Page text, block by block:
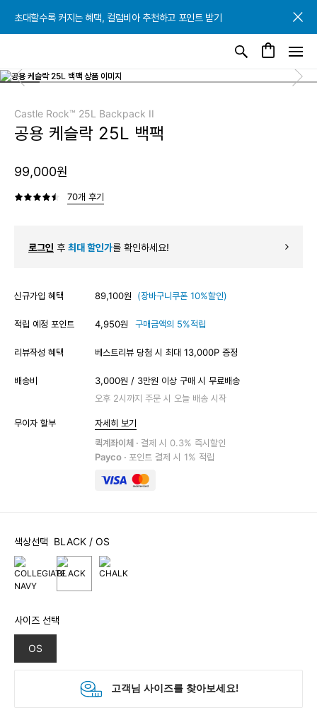
초대할수록 커지는 혜택, 컬럼비아 추천하고 포인트 받기
초대할수록 커지는 혜택, 컬럼비아 추천하고 포인트 받기
초대할수록 커지는 혜택, 컬럼비아 추천하고 포인트 받기
Castle Rock™ 25L Backpack II
공용 케슬락 25L 백팩
99,000원
70개 후기
로그인 후 최대 할인가를 확인하세요!
신규가입 혜택 89,100원 (장바구니쿠폰 10%할인)
적립 예정 포인트 4,950원 구매금액의 5%적립
리뷰작성 혜택 베스트리뷰 당첨 시 최대 13,000P 증정
배송비
3,000원 / 3만원 이상 구매 시 무료배송
오후 2시까지 주문 시 오늘 배송 시작
무이자 할부
자세히 보기
퀵계좌이체 · 결제 시 0.3% 즉시할인
Payco · 포인트 결제 시 1% 적립
색상선택 BLACK / OS
사이즈 선택
OS